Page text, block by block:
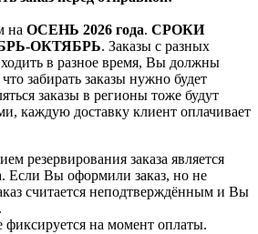
на ОСЕНЬ 2026 года. СРОКИ
ОКТЯБРЬ. Заказы с разных
в разное время, Вы должны
забирать заказы нужно будет
заказы в регионы тоже будут
каждую доставку клиент оплачивает
резервирования заказа является
Если Вы оформили заказ, но не
считается неподтверждённым и Вы
фиксируется на момент оплаты.